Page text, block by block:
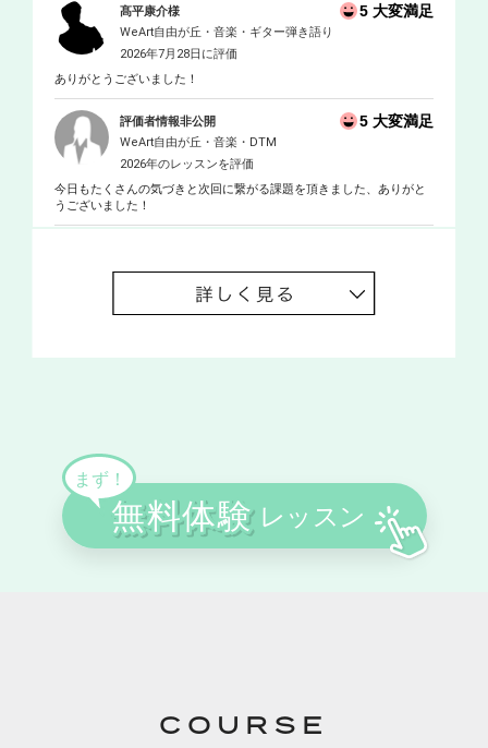
髙平康介様 5 大変満足
WeArt自由が丘・音楽・ギター弾き語り
2026年7月28日に評価
ありがとうございました！
評価者情報非公開 5 大変満足
WeArt自由が丘・音楽・DTM
2026年のレッスンを評価
今日もたくさんの気づきと次回に繋がる課題を頂きました、ありがと
うございました！
COURSE